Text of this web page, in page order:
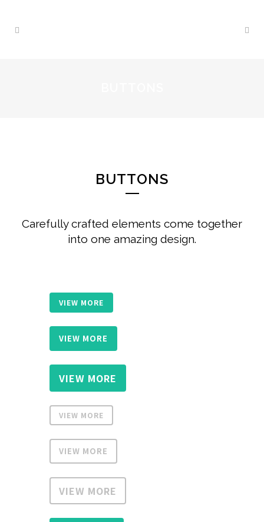
BUTTONS
Carefully crafted elements come together
into one amazing design.
VIEW MORE
VIEW MORE
VIEW MORE
VIEW MORE
VIEW MORE
VIEW MORE